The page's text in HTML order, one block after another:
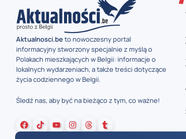
Aktualnosci.beto nowoczesny portal
informacyjny stworzony specjalnie z myślą o
Polakach mieszkających w Belgii: informacje o
lokalnych wydarzeniach, a także treści dotyczące
życia codziennego w Belgii.
Śledź nas, aby być na bieżąco z tym, co ważne!